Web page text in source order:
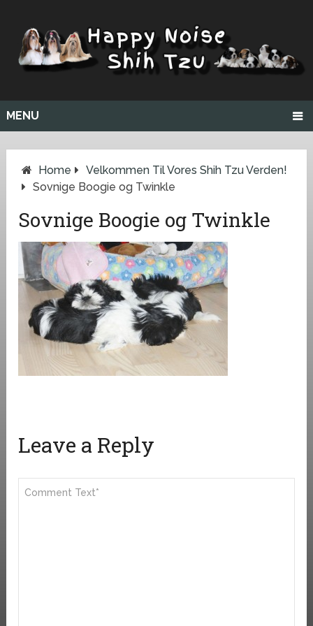
MENU
Home
Velkommen Til Vores Shih Tzu Verden!
Sovnige Boogie og Twinkle
Sovnige Boogie og Twinkle
Leave a Reply